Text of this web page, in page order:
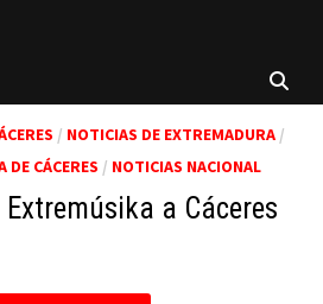
/ NOTICIAS DE EXTREMADURA/
CÁCERES / NOTICIAS NACIONAL
a Cáceres